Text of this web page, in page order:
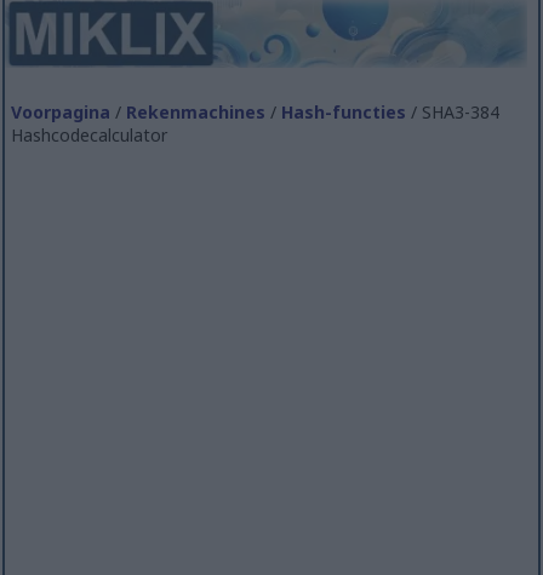
Voorpagina / Rekenmachines / Hash-functies / SHA3-384
Hashcodecalculator